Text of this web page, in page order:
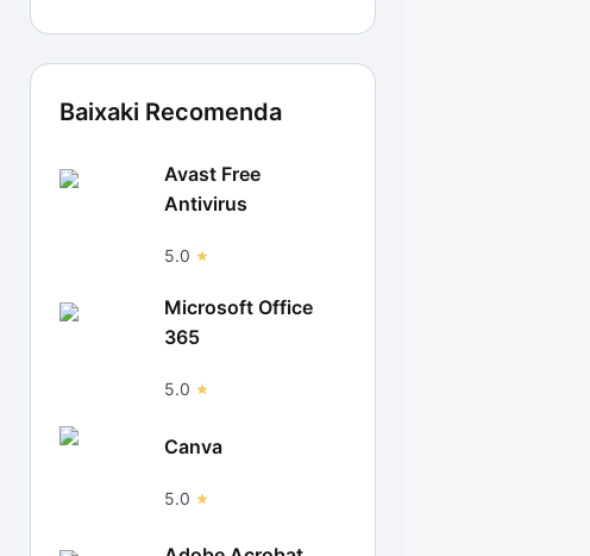
Baixaki Recomenda
Avast Free
Antivirus
5.0
Microsoft Office
365
5.0
Canva
5.0